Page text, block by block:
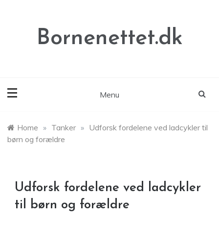
Bornenettet.dk
Menu
Home » Tanker » Udforsk fordelene ved ladcykler til
børn og forældre
Udforsk fordelene ved ladcykler
til børn og forældre